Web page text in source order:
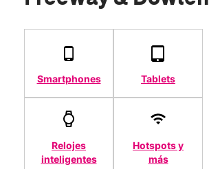
Smartphones Tablets
Relojes
inteligentes
Hotspots y
más